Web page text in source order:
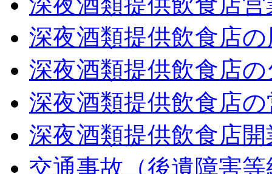
深夜酒類提供飲食店
深夜酒類提供飲食店
深夜酒類提供飲食店
深夜酒類提供飲食店
交通事故（後遺障害